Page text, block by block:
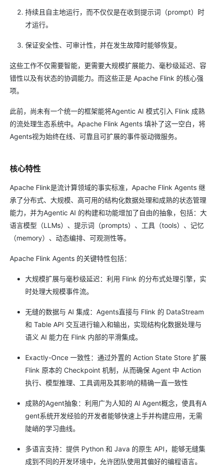
持续且自主地运行，而不仅仅是在收到提示词（prompt）时
才运行。
保证安全性、可审计性，并在发生故障时能够恢复。
这些工作不仅需要智能，更需要大规模扩展能力、毫秒级延迟、容
错性以及有状态的协调能力。而这些正是 Apache Flink 的核心强
项。
此前，尚未有一个统一的框架能将Agentic AI 模式引入 Flink 成熟
的流处理生态系统中。Apache Flink Agents 填补了这一空白，将
Agents视为始终在线、可靠且可扩展的事件驱动微服务。
核心特性
Apache Flink是流计算领域的事实标准，Apache Flink Agents 继
承了分布式、大规模、高可用的结构化数据处理和成熟的状态管理
能力，并为Agentic AI 的构建和功能增加了自由的抽象，包括：大
语言模型（LLMs）、提示词（prompts）、工具（tools）、记忆
（memory）、动态编排、可观测性等。
Apache Flink Agents 的关键特性包括：
大规模扩展与毫秒级延迟：利用 Flink 的分布式处理引擎，实
时处理大规模事件流。
无缝的数据与 AI 集成：Agents直接与 Flink 的 DataStream
和 Table API 交互进行输入和输出，实现结构化数据处理与
语义 AI 能力在 Flink 内部的平滑集成。
Exactly-Once 一致性：通过外置的 Action State Store 扩展
Flink 原本的 Checkpoint 机制，从而确保 Agent 中 Action
执行、模型推理、工具调用及其影响的精确一直一致性
成熟的Agent抽象：利用广为人知的 AI Agent概念，使具有A
gent系统开发经验的开发者能够快速上手并构建应用，无需
陡峭的学习曲线。
多语言支持：提供 Python 和 Java 的原生 API，能够无缝集
成到不同的开发环境中，允许团队使用其偏好的编程语言。